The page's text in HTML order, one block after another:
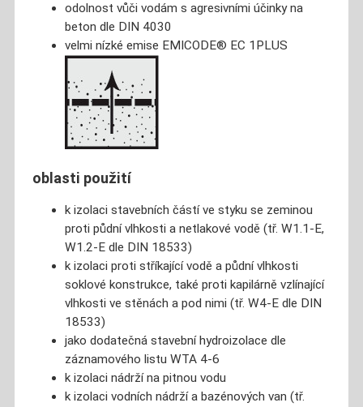
odolnost vůči vodám s agresivními účinky na
beton dle DIN 4030
velmi nízké emise EMICODE® EC 1PLUS
oblasti použití
k izolaci stavebních částí ve styku se zeminou
proti půdní vlhkosti a netlakové vodě (tř. W1.1-E,
W1.2-E dle DIN 18533)
k izolaci proti stříkající vodě a půdní vlhkosti
soklové konstrukce, také proti kapilárně vzlínající
vlhkosti ve stěnách a pod nimi (tř. W4-E dle DIN
18533)
jako dodatečná stavební hydroizolace dle
záznamového listu WTA 4-6
k izolaci nádrží na pitnou vodu
k izolaci vodních nádrží a bazénových van (tř.